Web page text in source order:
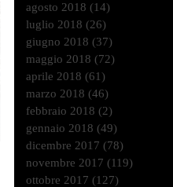
agosto 2018 (14)
luglio 2018 (26)
giugno 2018 (37)
maggio 2018 (72)
aprile 2018 (61)
marzo 2018 (46)
febbraio 2018 (2)
gennaio 2018 (49)
dicembre 2017 (78)
novembre 2017 (119)
ottobre 2017 (127)